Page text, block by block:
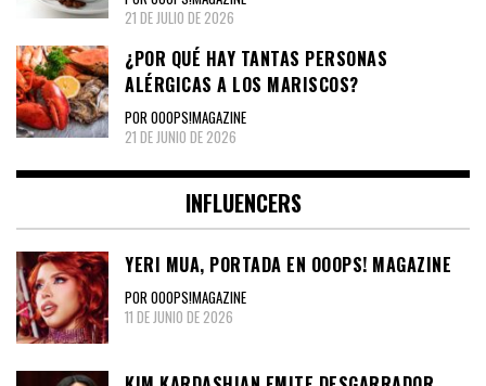
21 DE JULIO DE 2026
¿POR QUÉ HAY TANTAS PERSONAS
ALÉRGICAS A LOS MARISCOS?
POR OOOPS!MAGAZINE
21 DE JUNIO DE 2026
INFLUENCERS
YERI MUA, PORTADA EN OOOPS! MAGAZINE
POR OOOPS!MAGAZINE
11 DE JUNIO DE 2026